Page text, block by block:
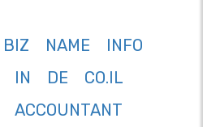
BIZ NAME
INFO
IN DE
CO.IL
ACCOUNTANT